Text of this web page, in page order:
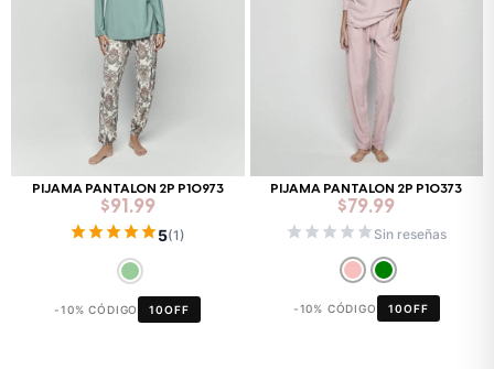
PIJAMA PANTALON 2P P10973
$91.99
5(1)
-10% CÓDIGO 10OFF
PIJAMA PANTALON 2P P10373
$79.99
Sin reseñas
-10% CÓDIGO 10OFF